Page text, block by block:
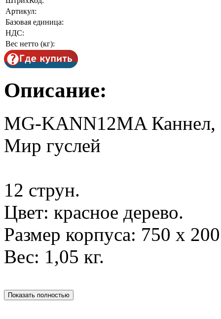
Артикул:
Базовая единица:
НДС:
Вес нетто (кг):
Описание:
MG-KANN12MA Каннел,
Мир гуслей
12 струн.
Цвет: красное дерево.
Размер корпуса: 750 х
Вес: 1,05 кг.
Показать полностью